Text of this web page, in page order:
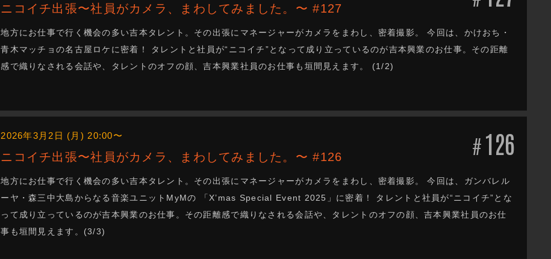
ニコイチ出張〜社員がカメラ、まわしてみました。〜 #127
地方にお仕事で行く機会の多い吉本タレント。その出張にマネージャーがカメラをまわし、密着撮影。 今回は、かけおち・
青木マッチョの名古屋ロケに密着！ タレントと社員が“ニコイチ”となって成り立っているのが吉本興業のお仕事。その距離
感で織りなされる会話や、タレントのオフの顔、吉本興業社員のお仕事も垣間見えます。 (1/2)
#126
2026年3月2日 (月) 20:00〜
ニコイチ出張〜社員がカメラ、まわしてみました。〜 #126
地方にお仕事で行く機会の多い吉本タレント。その出張にマネージャーがカメラをまわし、密着撮影。 今回は、ガンバレル
ーヤ・森三中大島からなる音楽ユニットMyMの 「X’mas Special Event 2025」に密着！ タレントと社員が“ニコイチ”とな
って成り立っているのが吉本興業のお仕事。その距離感で織りなされる会話や、タレントのオフの顔、吉本興業社員のお仕
事も垣間見えます。(3/3)